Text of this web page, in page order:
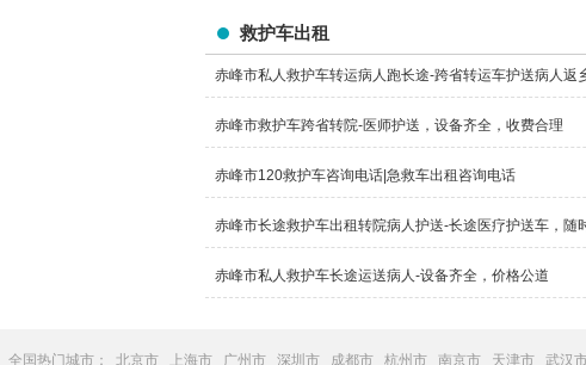
救护车出租
赤峰市私人救护车转运病人跑长途-跨省转运车护送病人返
赤峰市救护车跨省转院-医师护送，设备齐全，收费合理
赤峰市120救护车咨询电话|急救车出租咨询电话
赤峰市长途救护车出租转院病人护送-长途医疗护送车，随
赤峰市私人救护车长途运送病人-设备齐全，价格公道
全国热门城市： 北京市 上海市 广州市 深圳市 成都市 杭州市 南京市 天津市 武汉